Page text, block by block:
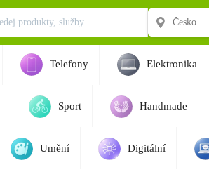
Telefony Elektronika
Sport Handmade
Umění Digitální